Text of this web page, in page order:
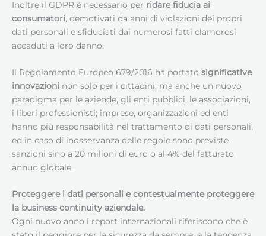
Inoltre il GDPR è necessario per ridare fiducia ai
consumatori, demotivati da anni di violazioni dei propri
dati personali e sfiduciati dai numerosi fatti clamorosi
accaduti a loro danno.
Il Regolamento Europeo 679/2016 ha portato significative
innovazioni non solo per i cittadini, ma anche un nuovo
paradigma per le aziende, gli enti pubblici, le associazioni,
i liberi professionisti; imprese, organizzazioni ed enti
hanno più responsabilità nel trattamento di dati personali,
ed in caso di inosservanza delle regole sono previste
sanzioni sino a 20 milioni di euro o al 4% del fatturato
annuo globale.
Proteggere i dati personali e contestualmente proteggere
la business continuity aziendale.
Ogni nuovo anno i report internazionali riferiscono che è